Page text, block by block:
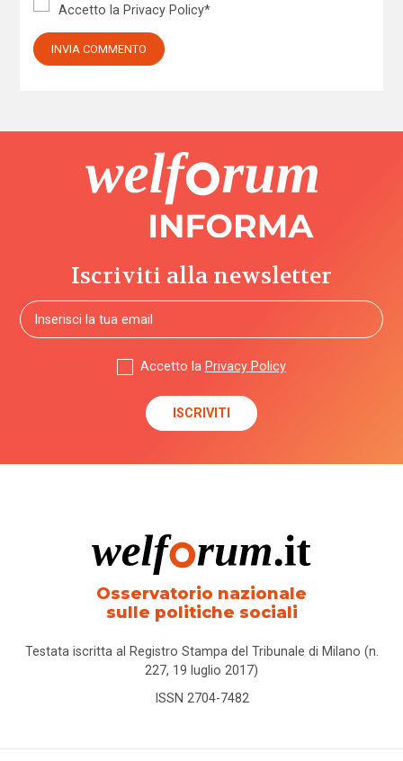
Accetto la Privacy Policy*
Iscriviti alla newsletter
Accetto la Privacy Policy
Osservatorio nazionale
sulle politiche sociali
Testata iscritta al Registro Stampa del Tribunale di Milano (n.
227, 19 luglio 2017)
ISSN 2704-7482